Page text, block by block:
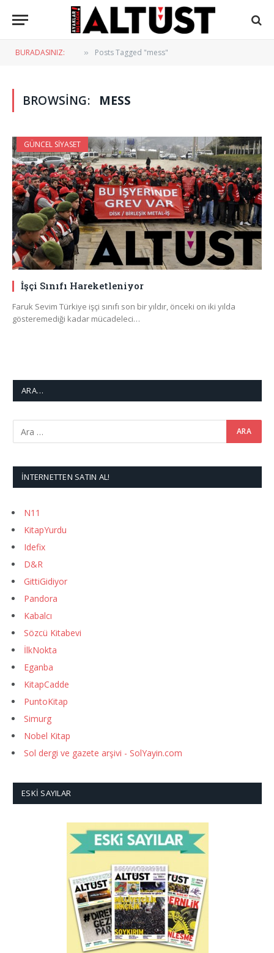
BURADASINIZ: » Posts Tagged "mess"
BROWSING: MESS
GÜNCEL SIYASET
İşçi Sınıfı Hareketleniyor
Faruk Sevim Türkiye işçi sınıfı son bir yıldır, önceki on iki yılda
gösteremediği kadar mücadeleci…
ARA…
İNTERNETTEN SATIN AL!
N11
KitapYurdu
Idefix
D&R
GittiGidiyor
Pandora
Kabalcı
Sözcü Kitabevi
İlkNokta
Eganba
KitapCadde
PuntoKitap
Simurg
Nobel Kitap
Sol dergi ve gazete arşivi - SolYayin.com
ESKI SAYILAR